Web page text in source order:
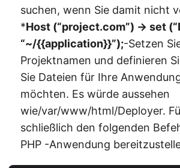
suchen, wenn Sie damit nicht
*Host (“project.com”) -> set
“~/{{application}}”);-Setzen
Projektnamen und definieren
Sie Dateien für Ihre
möchten. Es würde aussehen
wie/var/www/html/Deployer.
schließlich den folgenden
PHP -Anwendung